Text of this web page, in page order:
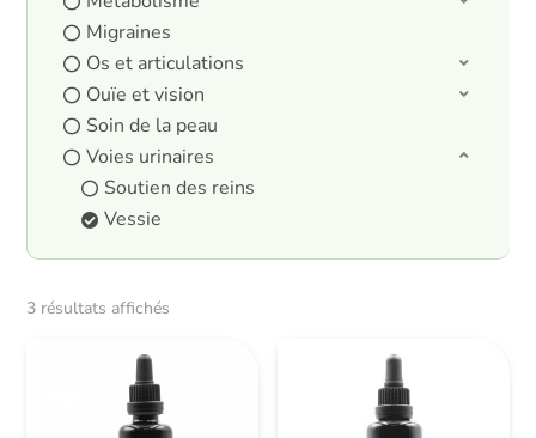
Migraines
Os et articulations
Ouïe et vision
Soin de la peau
Voies urinaires
Soutien des reins
Vessie
3 résultats affichés